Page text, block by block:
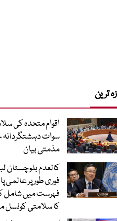
ترین
اقوام متحدہ کی
سوات
مذمتی بیان
کالعدم بلوچستان
فوری طور پر عالمی
فہرست میں شامل
کا سلامتی کونسل